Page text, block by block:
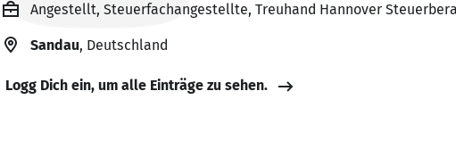
Angestellt, Steuerfachangestellte, Treuhand Hannover
Sandau, Deutschland
Logg Dich ein, um alle Einträge zu sehen.